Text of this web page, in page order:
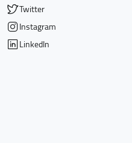
Twitter
Instagram
LinkedIn